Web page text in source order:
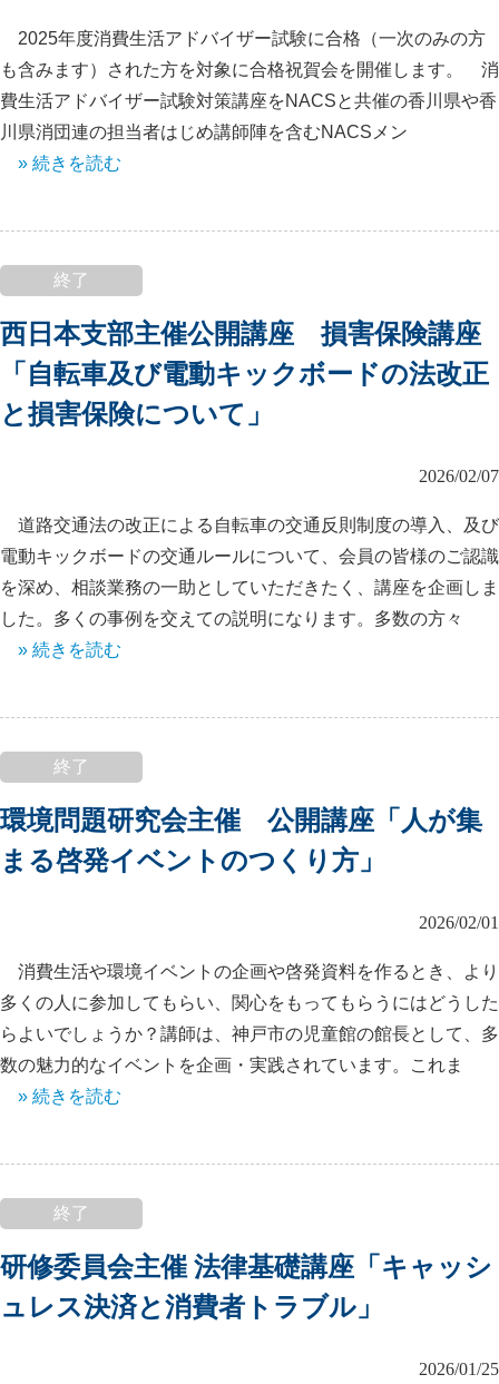
2025年度消費生活アドバイザー試験に合格（一次のみの方
も含みます）された方を対象に合格祝賀会を開催します。 消
費生活アドバイザー試験対策講座をNACSと共催の香川県や香
川県消団連の担当者はじめ講師陣を含むNACSメン
» 続きを読む
終了
西日本支部主催公開講座 損害保険講座
「自転車及び電動キックボードの法改正
と損害保険について」
2026/02/07
道路交通法の改正による自転車の交通反則制度の導入、及び
電動キックボードの交通ルールについて、会員の皆様のご認識
を深め、相談業務の一助としていただきたく、講座を企画しま
した。多くの事例を交えての説明になります。多数の方々
» 続きを読む
終了
環境問題研究会主催 公開講座「人が集
まる啓発イベントのつくり方」
2026/02/01
消費生活や環境イベントの企画や啓発資料を作るとき、より
多くの人に参加してもらい、関心をもってもらうにはどうした
らよいでしょうか？講師は、神戸市の児童館の館長として、多
数の魅力的なイベントを企画・実践されています。これま
» 続きを読む
終了
研修委員会主催 法律基礎講座「キャッシ
ュレス決済と消費者トラブル」
2026/01/25